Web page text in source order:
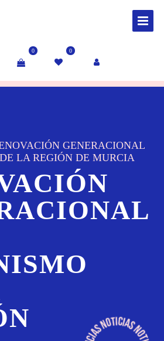
0 0
GENERACIONAL
LA REGIÓN DE MURCIA